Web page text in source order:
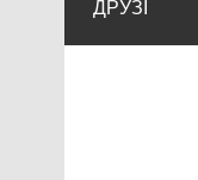
ДРУЗІ